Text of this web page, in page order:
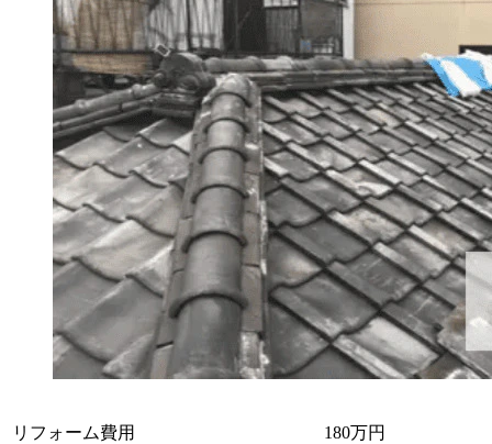
リフォーム費用 180万円